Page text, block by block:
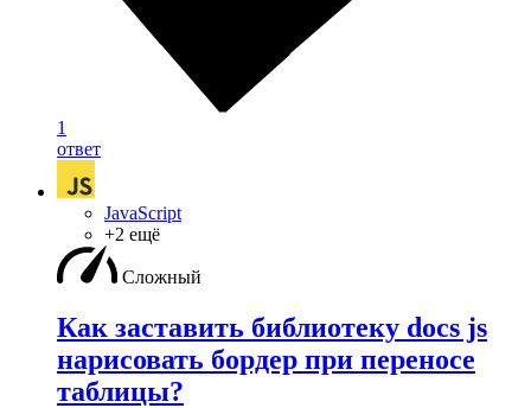
1
ответ
JavaScript
+2 ещё
Сложный
Как заставить библиотеку docs js
нарисовать бордер при переносе
таблицы?